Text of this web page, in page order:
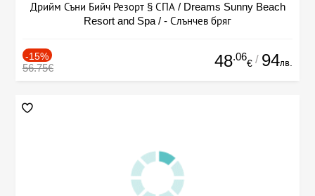
Дрийм Съни Бийч Резорт § СПА / Dreams Sunny Beach
Resort and Spa / - Слънчев бряг
-15%
56.75€ 48.06
€ / 94лв.